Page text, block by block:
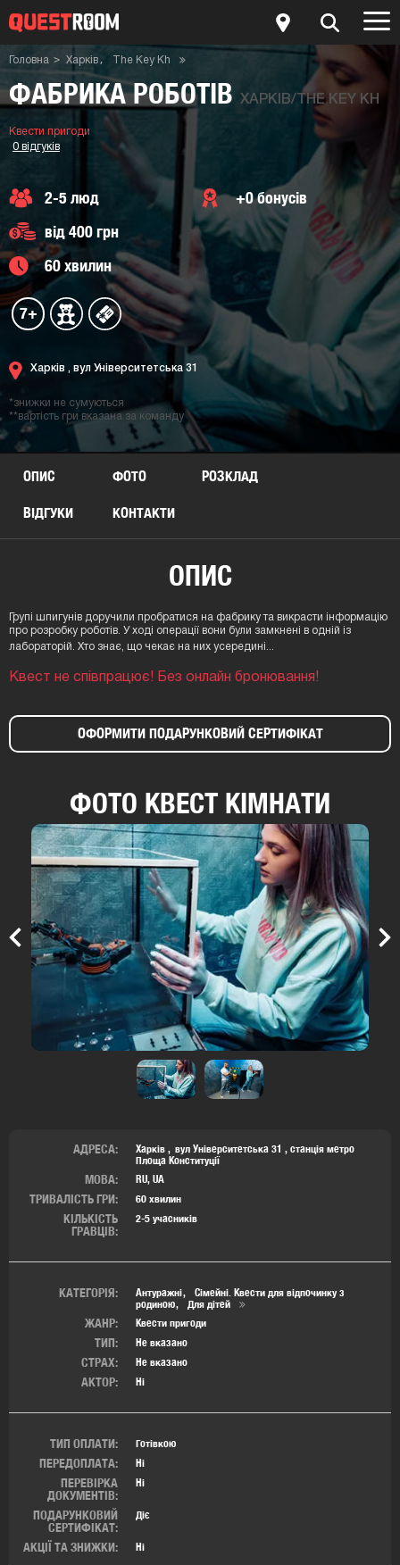
Головна Харків The Key Kh
Квест-кімната Фабрика роботів
ФАБРИКА РОБОТІВ ХАРКІВ/THE KEY KH
Квести пригоди
0 відгуків
2-5 люд
+0 бонусів
від 400 грн
60 хвилин
7+
Харків , вул Університетська 31
*знижки не сумуються
**вартість гри вказана за команду
ОПИС ФОТО РОЗКЛАД
ВІДГУКИ КОНТАКТИ
ОПИС
Групі шпигунів доручили пробратися на фабрику та викрасти інформацію
про розробку роботів. У ході операції вони були замкнені в одній із
лабораторій. Хто знає, що чекає на них усередині...
Квест не співпрацює! Без онлайн бронювання!
ОФОРМИТИ ПОДАРУНКОВИЙ СЕРТИФІКАТ
ФОТО КВЕСТ КІМНАТИ
Previous
АДРЕСА: Харків вул Університетська 31 , станція метро
Площа Конституції
МОВА: RU, UA
ТРИВАЛІСТЬ ГРИ: 60 хвилин
КІЛЬКІСТЬ
ГРАВЦІВ:
2-5 учасників
КАТЕГОРІЯ: Антуражні
Сімейні. Квести для відпочинку з
родиною
Для дітей
ЖАНР: Квести пригоди
ТИП: Не вказано
СТРАХ: Не вказано
АКТОР: Ні
ТИП ОПЛАТИ: Готівкою
ПЕРЕДОПЛАТА: Ні
ПЕРЕВІРКА
ДОКУМЕНТІВ:
Ні
ПОДАРУНКОВИЙ
СЕРТИФІКАТ:
Діє
АКЦІЇ ТА ЗНИЖКИ: Ні